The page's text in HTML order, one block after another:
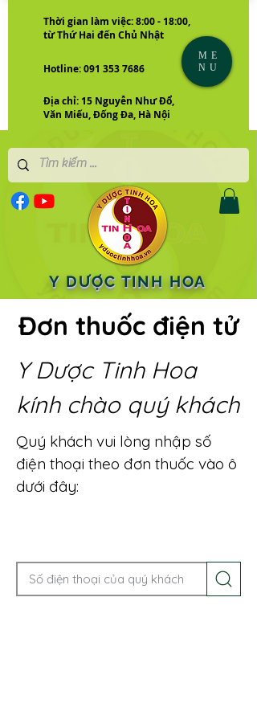
Thời gian làm việc: 8:00 - 18:00,
từ Thứ Hai đến Chủ Nhật
Hotline: 091 353 7686
Địa chỉ: 15 Nguyễn Như Đổ,
Văn Miếu, Đống Đa, Hà Nội
Y DƯỢC TINH HOA
ME
NU
Đơn thuốc điện tử
Y Dược Tinh Hoa
kính chào quý khách
Quý khách vui lòng nhập số
điện thoại theo đơn thuốc vào ô
dưới đây: